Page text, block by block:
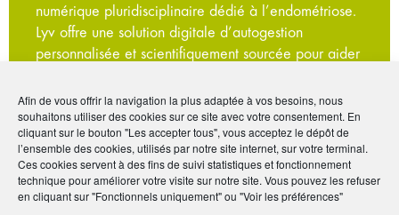
Afin de vous offrir la navigation la plus adaptée à vos besoins, nous
souhaitons utiliser des cookies sur ce site avec votre consentement. En
cliquant sur le bouton "Les accepter tous", vous acceptez le dépôt de
l’ensemble des cookies, utilisés par notre site internet, sur votre terminal.
Ces cookies servent à des fins de suivi statistiques et fonctionnement
technique pour améliorer votre visite sur notre site. Vous pouvez les refuser
en cliquant sur "Fonctionnels uniquement" ou "Voir les préférences"
numérique pluridisciplinaire dédié à l’endométriose.
Lyv offre une solution digitale d’autogestion
personnalisée et scientifiquement sourcée pour aider
gérer leurs symptômes et améliorer leur qualité de
vie au quotidien.
Bénéficier de -15 % de réduction sur les formules 20
et 50 accès de 6 mois à la solution.